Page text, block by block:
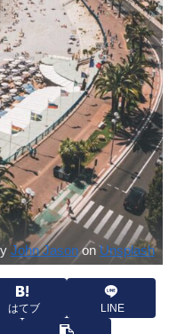
John JasononUnsplash
はてブ LINE